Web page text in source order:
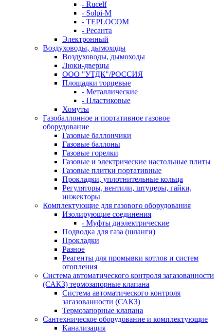
- Rucelf
- Solpi-M
- TEPLOCOM
- Ресанта
Электронный
Воздуховоды, дымоходы
Воздуховоды, дымоходы
Люки-дверцы
ООО "УТДК"/РОССИЯ
Площадки торцевые
- Металлические
- Пластиковые
Хомуты
Газобаллонное и портативное газовое
оборудование
Газовые баллончики
Газовые баллоны
Газовые горелки
Газовые и электрические настольные плиты
Газовые плитки портативные
Прокладки, уплотнительные кольца
Регуляторы, вентили, штуцеры, гайки,
инжекторы
Комплектующие для газового оборудования
Изолирующие соединения
- Муфты диэлектрические
Подводка для газа (шланги)
Прокладки
Разное
Реагенты для промывки котлов и систем
отопления
Система автоматического контроля загазованности
(САКЗ) термозапорные клапана
Система автоматического контроля
загазованности (САКЗ)
Термозапорные клапана
Сантехническое оборудование и комплектующие
Канализация